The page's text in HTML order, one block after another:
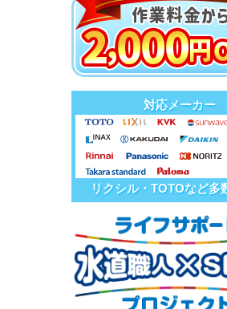
対応メーカー
リクシル・TOTOなど多